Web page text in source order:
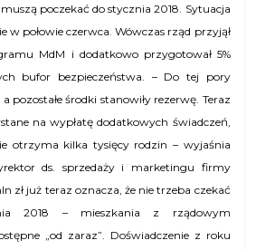
poczekać do stycznia 2018. Sytuacja
w połowie czerwca. Wówczas rząd przyjął
MdM i dodatkowo przygotował 5%
bufor bezpieczeństwa. – Do tej pory
pozostałe środki stanowiły rezerwę. Teraz
na wypłatę dodatkowych świadczeń,
otrzyma kilka tysięcy rodzin – wyjaśnia
ds. sprzedaży i marketingu firmy
zł już teraz oznacza, że nie trzeba czekać
2018 – mieszkania z rządowym
„od zaraz”. Doświadczenie z roku